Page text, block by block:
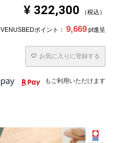
¥ 322,300 税込
VENUSBEDポイント： 9,669 pt進呈
お気に入りに登録する
もご利用いただけます